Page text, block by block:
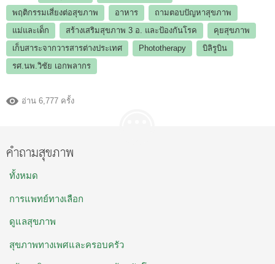
พฤติกรรมเสี่ยงต่อสุขภาพ
อาหาร
ถามตอบปัญหาสุขภาพ
แม่และเด็ก
สร้างเสริมสุขภาพ 3 อ.​ และป้องกันโรค
คุยสุขภาพ
เก็บสาระจากวารสารต่างประเทศ
Phototherapy
บิลิรูบิน
รศ.นพ.วิชัย เอกพลากร
อ่าน 6,777 ครั้ง
คำถามสุขภาพ
ทั้งหมด
การแพทย์ทางเลือก
ดูแลสุขภาพ
สุขภาพทางเพศและครอบครัว